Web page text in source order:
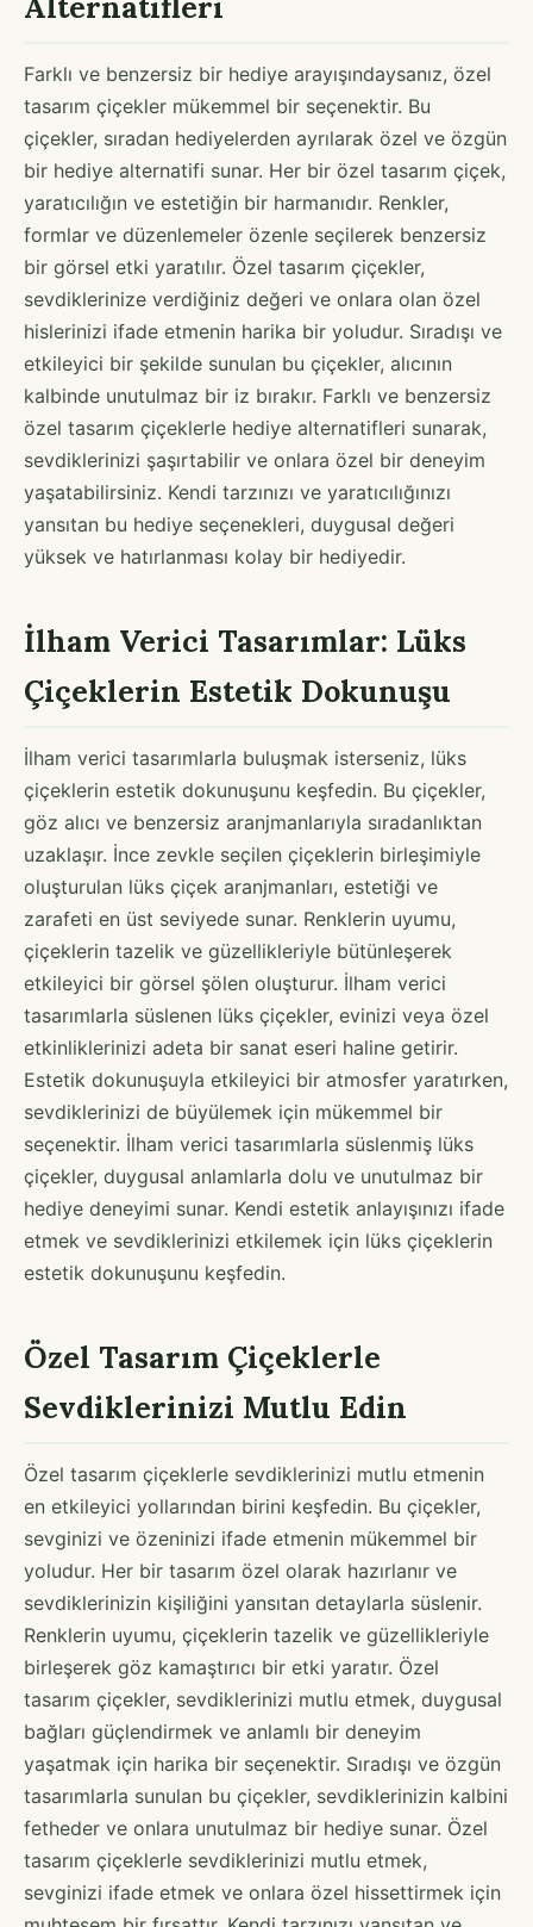
Farklı ve benzersiz bir hediye arayışındaysanız, özel
tasarım çiçekler mükemmel bir seçenektir. Bu
çiçekler, sıradan hediyelerden ayrılarak özel ve özgün
bir hediye alternatifi sunar. Her bir özel tasarım çiçek,
yaratıcılığın ve estetiğin bir harmanıdır. Renkler,
formlar ve düzenlemeler özenle seçilerek benzersiz
bir görsel etki yaratılır. Özel tasarım çiçekler,
sevdiklerinize verdiğiniz değeri ve onlara olan özel
hislerinizi ifade etmenin harika bir yoludur. Sıradışı ve
etkileyici bir şekilde sunulan bu çiçekler, alıcının
kalbinde unutulmaz bir iz bırakır. Farklı ve benzersiz
özel tasarım çiçeklerle hediye alternatifleri sunarak,
sevdiklerinizi şaşırtabilir ve onlara özel bir deneyim
yaşatabilirsiniz. Kendi tarzınızı ve yaratıcılığınızı
yansıtan bu hediye seçenekleri, duygusal değeri
yüksek ve hatırlanması kolay bir hediyedir.
İlham Verici Tasarımlar: Lüks
Çiçeklerin Estetik Dokunuşu
İlham verici tasarımlarla buluşmak isterseniz, lüks
çiçeklerin estetik dokunuşunu keşfedin. Bu çiçekler,
göz alıcı ve benzersiz aranjmanlarıyla sıradanlıktan
uzaklaşır. İnce zevkle seçilen çiçeklerin birleşimiyle
oluşturulan lüks çiçek aranjmanları, estetiği ve
zarafeti en üst seviyede sunar. Renklerin uyumu,
çiçeklerin tazelik ve güzellikleriyle bütünleşerek
etkileyici bir görsel şölen oluşturur. İlham verici
tasarımlarla süslenen lüks çiçekler, evinizi veya özel
etkinliklerinizi adeta bir sanat eseri haline getirir.
Estetik dokunuşuyla etkileyici bir atmosfer yaratırken,
sevdiklerinizi de büyülemek için mükemmel bir
seçenektir. İlham verici tasarımlarla süslenmiş lüks
çiçekler, duygusal anlamlarla dolu ve unutulmaz bir
hediye deneyimi sunar. Kendi estetik anlayışınızı ifade
etmek ve sevdiklerinizi etkilemek için lüks çiçeklerin
estetik dokunuşunu keşfedin.
Özel Tasarım Çiçeklerle
Sevdiklerinizi Mutlu Edin
Özel tasarım çiçeklerle sevdiklerinizi mutlu etmenin
en etkileyici yollarından birini keşfedin. Bu çiçekler,
sevginizi ve özeninizi ifade etmenin mükemmel bir
yoludur. Her bir tasarım özel olarak hazırlanır ve
sevdiklerinizin kişiliğini yansıtan detaylarla süslenir.
Renklerin uyumu, çiçeklerin tazelik ve güzellikleriyle
birleşerek göz kamaştırıcı bir etki yaratır. Özel
tasarım çiçekler, sevdiklerinizi mutlu etmek, duygusal
bağları güçlendirmek ve anlamlı bir deneyim
yaşatmak için harika bir seçenektir. Sıradışı ve özgün
tasarımlarla sunulan bu çiçekler, sevdiklerinizin kalbini
fetheder ve onlara unutulmaz bir hediye sunar. Özel
tasarım çiçeklerle sevdiklerinizi mutlu etmek,
sevginizi ifade etmek ve onlara özel hissettirmek için